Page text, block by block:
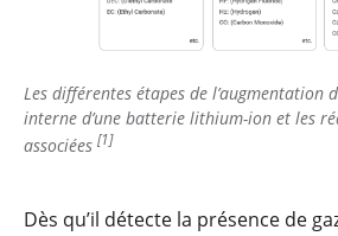
Les différentes étapes de l’augmentation
interne d’une batterie lithium-ion et les
associées [1]
Dès qu’il détecte la présence de